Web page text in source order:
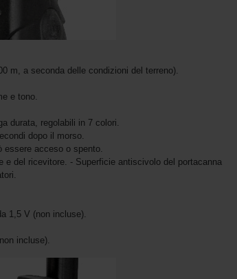
m, a seconda delle condizioni del terreno).
e tono.
durata, regolabili in 7 colori.
dopo il morso.
essere acceso o spento.
e del ricevitore. - Superficie antiscivolo del portacanna
1,5 V (non incluse).
incluse).